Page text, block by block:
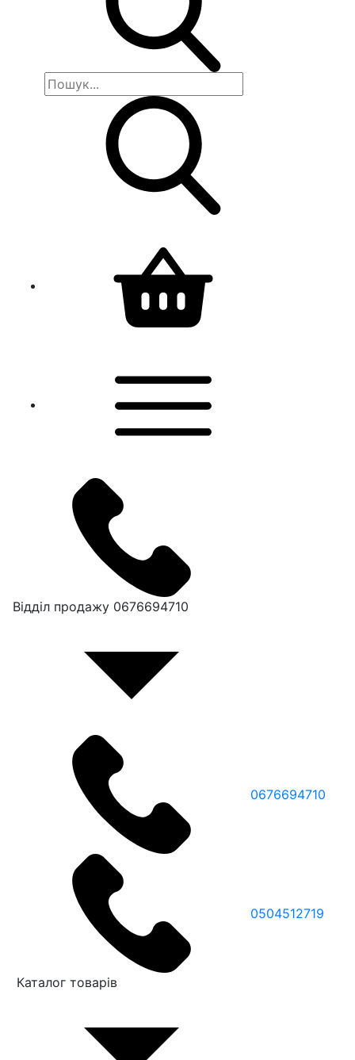
Відділ продажу 0676694710
0676694710
0504512719
Каталог товарів